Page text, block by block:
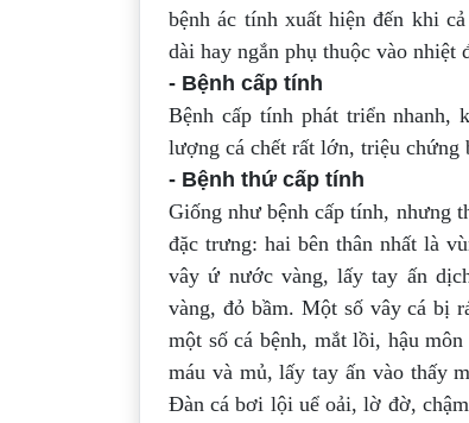
bệnh ác tính xuất hiện đến khi
dài hay ngắn phụ thuộc vào
- Bệnh cấp tính
Bệnh cấp tính phát triển nhanh,
lượng cá chết rất lớn, triệu chứng
- Bệnh thứ cấp tính
Giống như bệnh cấp tính, nhưng
đặc trưng: hai bên thân nhất là
vây ứ nước vàng, lấy tay ấn
vàng, đỏ bầm. Một số vây cá bị
một số cá bệnh, mắt lồi, hậu
máu và mủ, lấy tay ấn vào thấy
Đàn cá bơi lội uể oải, lờ đờ,